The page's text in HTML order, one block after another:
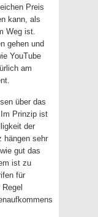
Preis
kann, als
Weg ist.
gehen und
YouTube
am
über das
Prinzip ist
der
hängen sehr
gut das
ist zu
für